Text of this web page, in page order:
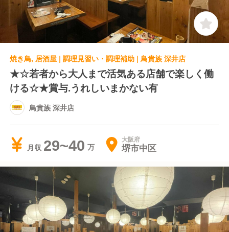
焼き鳥, 居酒屋 | 調理見習い・調理補助 | 鳥貴族 深井店
★☆若者から大人まで活気ある店舗で楽しく働
ける☆★賞与.うれしいまかない有
鳥貴族 深井店
月収 29~40 大阪府
堺市中区